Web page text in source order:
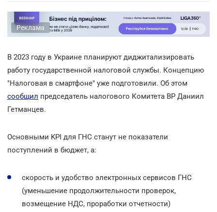
Реклама
В 2023 году в Украине планируют диджитализировать
работу государственной налоговой службы. Концепцию
"Налоговая в смартфоне" уже подготовили. Об этом
сообщил председатель налогового Комитета ВР Даниил
Гетманцев.
Основными KPI для ГНС станут не показатели
поступлений в бюджет, а:
скорость и удобство электронных сервисов ГНС
(уменьшение продолжительности проверок,
возмещение НДС, проработки отчетности)